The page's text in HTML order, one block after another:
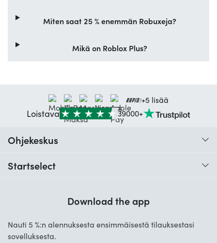
Miten saat 25 % enemmän Robuxeja?
Mikä on Roblox Plus?
+5 lisää
Loistava 39000+
Ohjekeskus
Usein kysytyt kysymykset
Startselect
Startselect App
Työpaikat
Download the app
Nauti 5 %:n alennuksesta ensimmäisestä tilauksestasi
sovelluksesta.